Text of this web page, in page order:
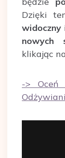
Dzięki
widoczny
nowych
klikając
-> Oceń